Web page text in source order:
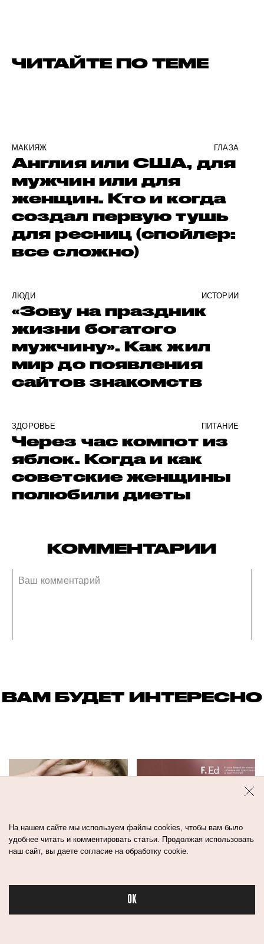
ЧИТАЙТЕ ПО ТЕМЕ
МАКИЯЖ ГЛАЗА
Англия или США, для
мужчин или для
женщин. Кто и когда
создал первую тушь
для ресниц (спойлер:
все сложно)
ЛЮДИ ИСТОРИИ
«Зову на праздник
жизни богатого
мужчину». Как жил
мир до появления
сайтов знакомств
ЗДОРОВЬЕ ПИТАНИЕ
Через час компот из
яблок. Когда и как
советские женщины
полюбили диеты
КОММЕНТАРИИ
ВАМ БУДЕТ ИНТЕРЕСНО
КАКОЙ ДОЛЖНА
РУТИНА ПОСЛЕ
КАК СОЗДАТЬ
КОСМЕТИКИ. ДЛЯ
На нашем сайте мы используем файлы cookies, чтобы вам было
удобнее читать и комментировать статьи. Продолжая использовать
наш сайт, вы даете согласие на обработку cookie.
OK